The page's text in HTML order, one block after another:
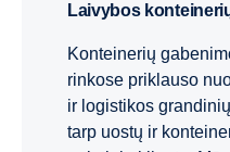
Laivybos
Konteinerių
rinkose priklauso
ir logistikos
tarp uostų ir